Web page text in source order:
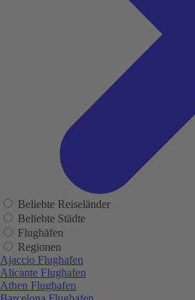
Beliebte Reiseländer
Beliebte Städte
Flughäfen
Regionen
Ajaccio Flughafen
Alicante Flughafen
Athen Flughafen